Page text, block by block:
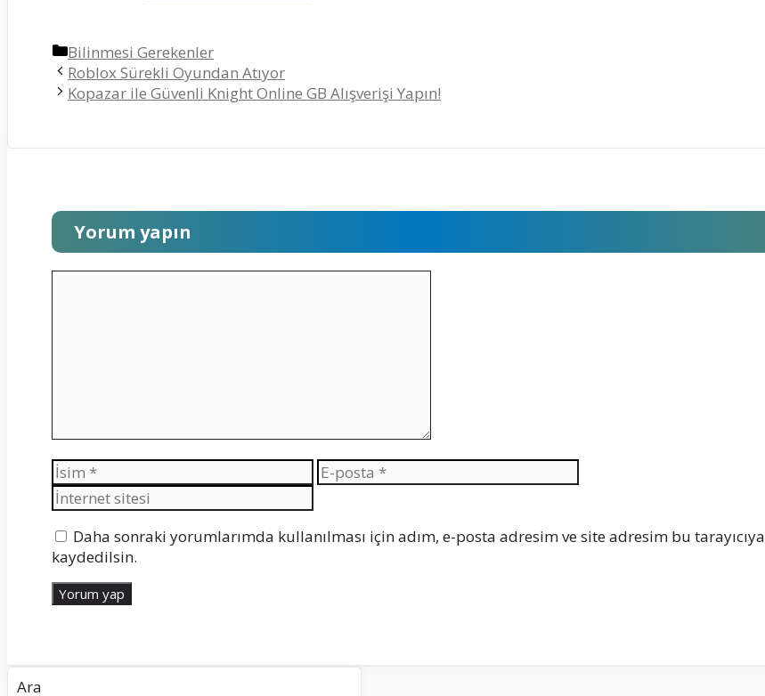
Kategoriler
Bilinmesi Gerekenler
Roblox Sürekli Oyundan Atıyor
Kopazar ile Güvenli Knight Online GB Alışverişi Yapın!
Yorum yapın
İsim
E-
posta
sitesi
Daha sonraki yorumlarımda kullanılması için adım, e-posta adresim ve site adresim bu tarayıcıya
kaydedilsin.
Ara